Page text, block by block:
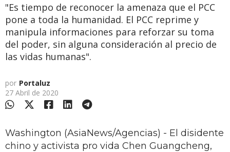
"Es tiempo de reconocer la amenaza que el PCC
pone a toda la humanidad. El PCC reprime y
manipula informaciones para reforzar su toma
del poder, sin alguna consideración al precio de
las vidas humanas".
por Portaluz
27 Abril de 2020
Washington (AsiaNews/Agencias) - El disidente
chino y activista pro vida Chen Guangcheng,